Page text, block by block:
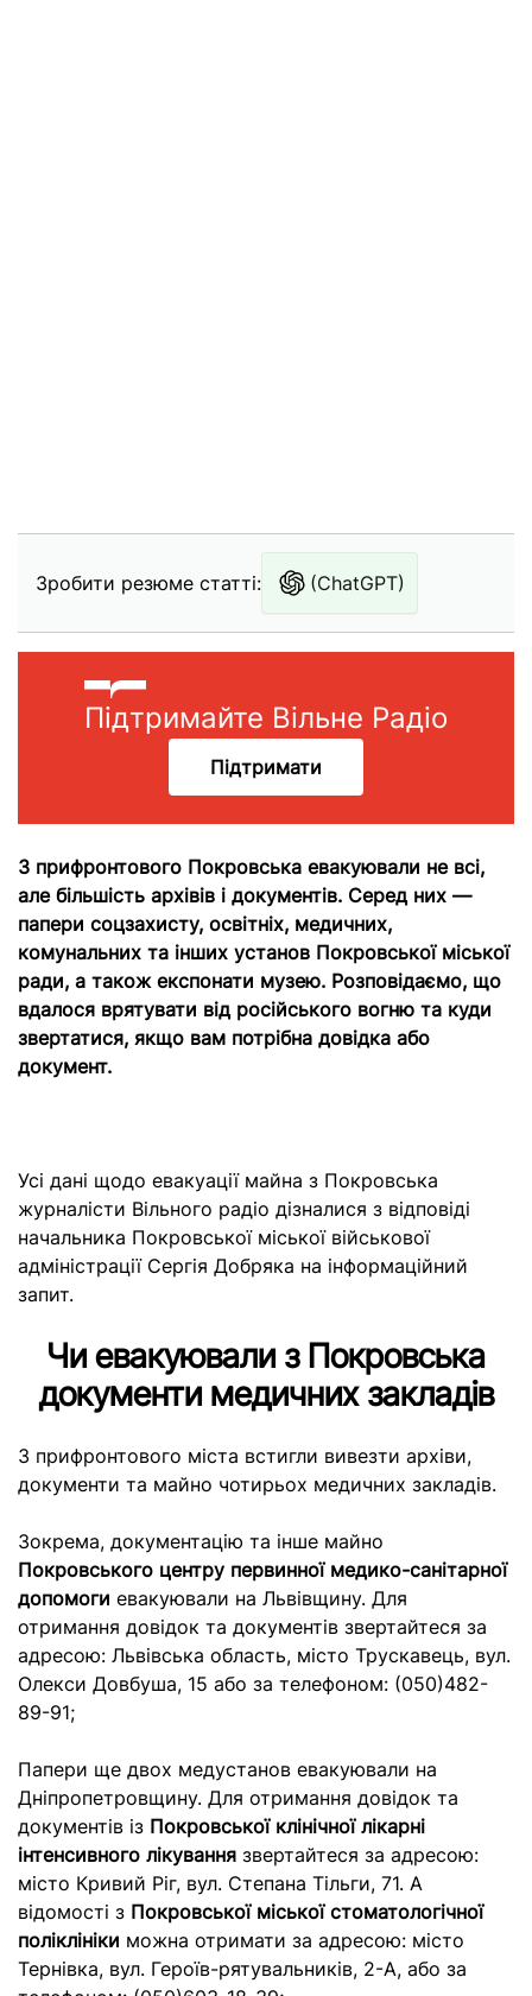
Зробити резюме статті: (ChatGPT)
Підтримайте Вільне Радіо
Підтримати
З прифронтового Покровська евакуювали не всі,
але більшість архівів і документів. Серед них —
папери соцзахисту, освітніх, медичних,
комунальних та інших установ Покровської міської
ради, а також експонати музею. Розповідаємо, що
вдалося врятувати від російського вогню та куди
звертатися, якщо вам потрібна довідка або
документ.
Усі дані щодо евакуації майна з Покровська
журналісти Вільного радіо дізналися з відповіді
начальника Покровської міської військової
адміністрації Сергія Добряка на інформаційний
запит.
Чи евакуювали з Покровська
документи медичних закладів
З прифронтового міста встигли вивезти архіви,
документи та майно чотирьох медичних закладів.
Зокрема, документацію та інше майно
Покровського центру первинної медико-санітарної
допомоги евакуювали на Львівщину. Для
отримання довідок та документів звертайтеся за
адресою: Львівська область, місто Трускавець, вул.
Олекси Довбуша, 15 або за телефоном: (050)482-
89-91;
Папери ще двох медустанов евакуювали на
Дніпропетровщину. Для отримання довідок та
документів із Покровської клінічної лікарні
інтенсивного лікування звертайтеся за адресою:
місто Кривий Ріг, вул. Степана Тільги, 71. А
відомості з Покровської міської стоматологічної
поліклініки можна отримати за адресою: місто
Тернівка, вул. Героїв-рятувальників, 2-А, або за